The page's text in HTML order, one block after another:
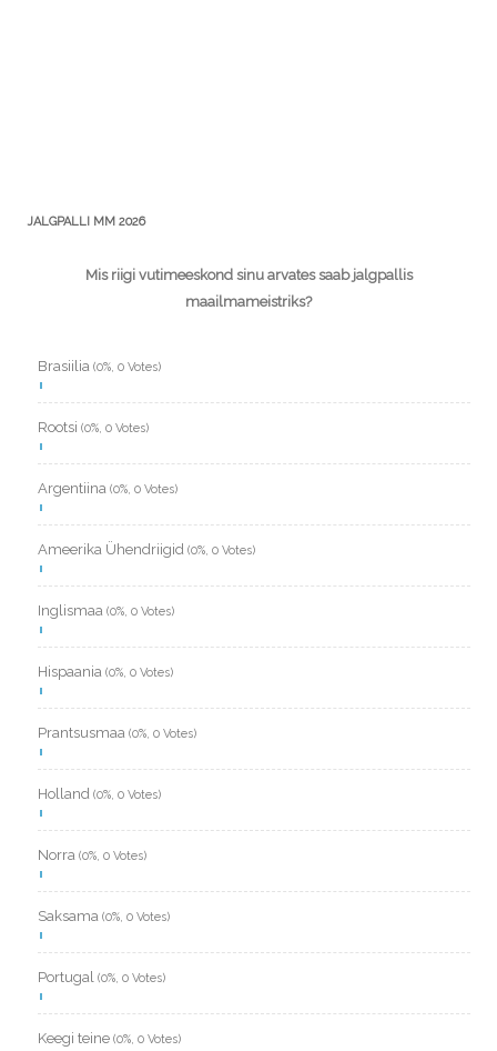
JALGPALLI MM 2026
Mis riigi vutimeeskond sinu arvates saab jalgpallis
maailmameistriks?
Brasiilia (0%, 0 Votes)
Rootsi (0%, 0 Votes)
Argentiina (0%, 0 Votes)
Ameerika Ühendriigid (0%, 0 Votes)
Inglismaa (0%, 0 Votes)
Hispaania (0%, 0 Votes)
Prantsusmaa (0%, 0 Votes)
Holland (0%, 0 Votes)
Norra (0%, 0 Votes)
Saksama (0%, 0 Votes)
Portugal (0%, 0 Votes)
Keegi teine (0%, 0 Votes)